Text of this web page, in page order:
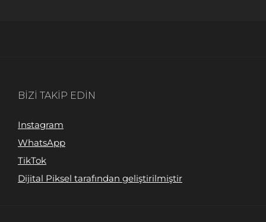
BIZI TAKIP EDIN
Instagram
WhatsApp
TikTok
Dijital Piksel tarafından geliştirilmiştir